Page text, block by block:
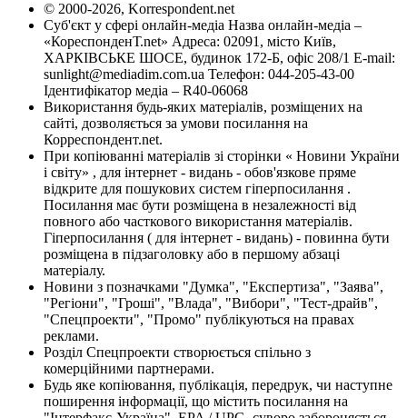
© 2000-2026, Korrespondent.net
Суб'єкт у сфері онлайн-медіа Назва онлайн-медіа –
«КореспонденТ.net» Адреса: 02091, місто Київ,
ХАРКІВСЬКЕ ШОСЕ, будинок 172-Б, офіс 208/1 E-mail:
sunlight@mediadim.com.ua Телефон: 044-205-43-00
Ідентифікатор медіа – R40-06068
Використання будь-яких матеріалів, розміщених на
сайті, дозволяється за умови посилання на
Корреспондент.net.
При копіюванні матеріалів зі сторінки « Новини України
і світу» , для інтернет - видань - обов'язкове пряме
відкрите для пошукових систем гіперпосилання .
Посилання має бути розміщена в незалежності від
повного або часткового використання матеріалів.
Гіперпосилання ( для інтернет - видань) - повинна бути
розміщена в підзаголовку або в першому абзаці
матеріалу.
Новини з позначками "Думка", "Експертиза", "Заява",
"Регіони", "Гроші", "Влада", "Вибори", "Тест-драйв",
"Спецпроекти", "Промо" публікуються на правах
реклами.
Розділ Спецпроекти створюється спільно з
комерційними партнерами.
Будь яке копіювання, публікація, передрук, чи наступне
поширення інформації, що містить посилання на